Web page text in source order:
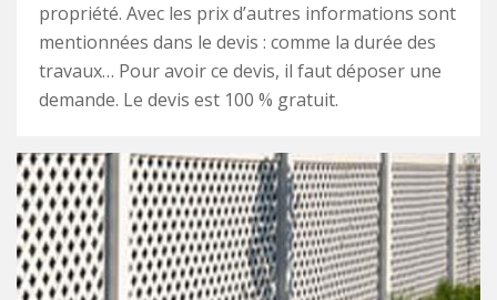
propriété. Avec les prix d’autres informations sont
mentionnées dans le devis : comme la durée des
travaux… Pour avoir ce devis, il faut déposer une
demande. Le devis est 100 % gratuit.